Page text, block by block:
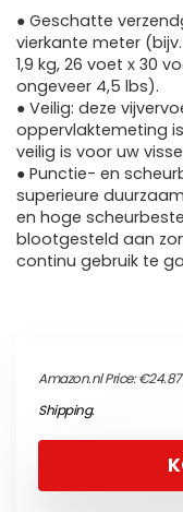
● Geschatte
vierkante meter
1,9 kg, 26 voet x 30
ongeveer 4,5 lbs).
● Veilig: deze
oppervlaktemeting
veilig is voor uw
● Punctie- en
superieure
en hoge
blootgesteld aan
continu gebruik te
Amazon.nl Price:€24.87
Shipping.